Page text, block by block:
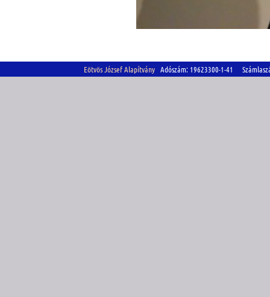
Eötvös József Alapítvány Adószám: 19623300-1-41